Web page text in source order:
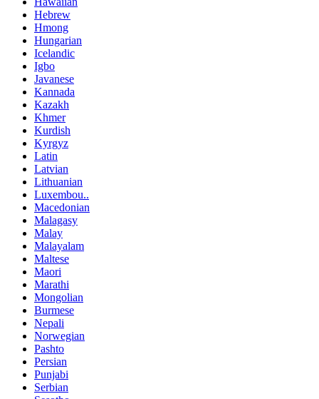
Hebrew
Hmong
Hungarian
Icelandic
Igbo
Javanese
Kannada
Kazakh
Khmer
Kurdish
Kyrgyz
Latin
Latvian
Lithuanian
Luxembou..
Macedonian
Malagasy
Malay
Malayalam
Maltese
Maori
Marathi
Mongolian
Burmese
Nepali
Norwegian
Pashto
Persian
Punjabi
Serbian